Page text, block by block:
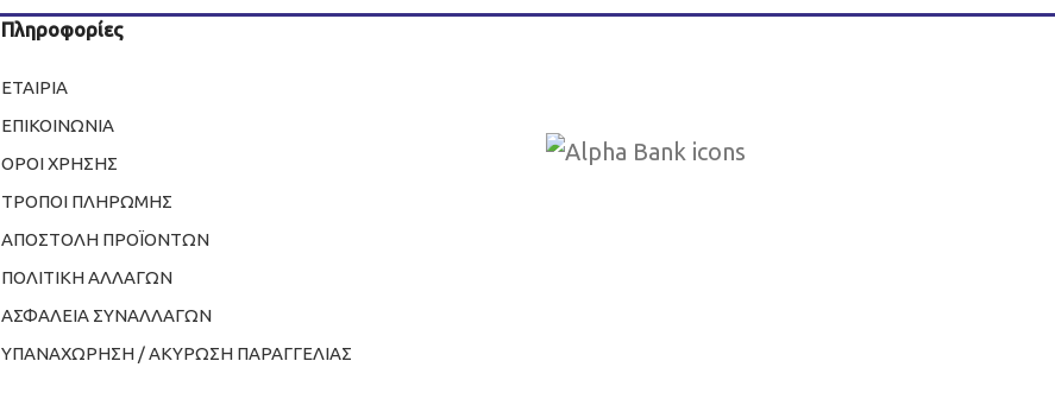
Πληροφορίες
ΕΤΑΙΡΙΑ
ΕΠΙΚΟΙΝΩΝΙΑ
ΟΡΟΙ ΧΡΗΣΗΣ
ΤΡΟΠΟΙ ΠΛΗΡΩΜΗΣ
ΑΠΟΣΤΟΛΗ ΠΡΟΪΟΝΤΩΝ
ΠΟΛΙΤΙΚΗ ΑΛΛΑΓΩΝ
ΑΣΦΑΛΕΙΑ ΣΥΝΑΛΛΑΓΩΝ
ΥΠΑΝΑΧΩΡΗΣΗ / ΑΚΥΡΩΣΗ ΠΑΡΑΓΓΕΛΙΑΣ